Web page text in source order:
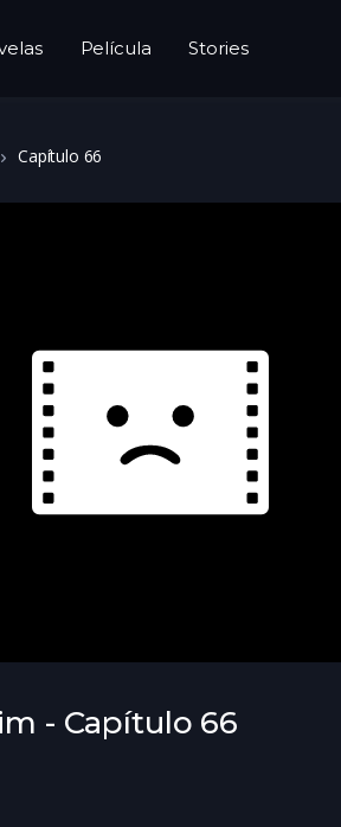
Película Stories
Capítulo 66
- Capítulo 66